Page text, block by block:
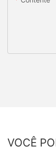
VOCÊ